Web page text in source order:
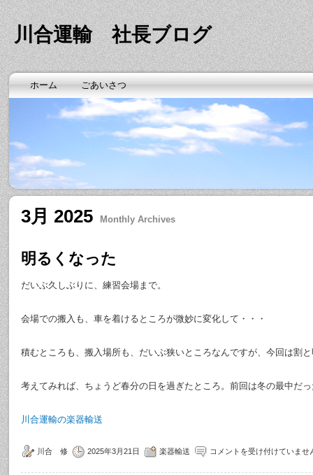
川合運輸 社長ブログ
ホーム ごあいさつ
3月 2025 Monthly Archives
明るくなった
だいぶ久しぶりに、練習会場まで。
会場での搬入も、車を着けるところが微妙に変化して・・・
積むところも、搬入場所も、だいぶ狭いところなんですが、今回は割
考えてみれば、ちょうど春分の日を過ぎたところ。前回は冬の最中だ
川合運輸の楽器輸送
川合 修 2025年3月21日 楽器輸送 コメントを受け付けていませ